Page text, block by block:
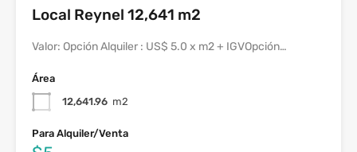
Local Reynel 12,641 m2
Valor: Opción Alquiler : US$ 5.0 x m2 + IGVOpción…
Área
12,641.96 m2
Para Alquiler/Venta